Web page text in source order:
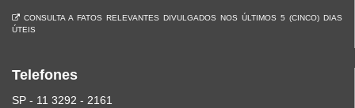
CONSULTA A FATOS RELEVANTES DIVULGADOS NOS ÚLTIMOS 5 (CINCO) DIAS
ÚTEIS
Telefones
SP - 11 3292 - 2161